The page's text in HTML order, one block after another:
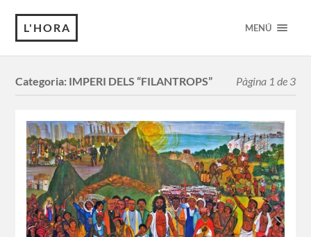
L'HORA MENÚ
Categoria: IMPERI DELS “FILANTROPS” Pàgina 1 de 3